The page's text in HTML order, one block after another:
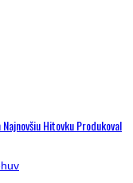
Hitovku Produkoval